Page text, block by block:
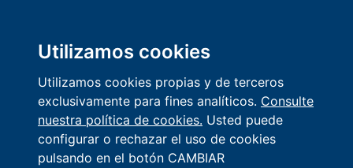
Utilizamos cookies
Utilizamos cookies propias y de terceros
exclusivamente para fines analíticos. Consulte
nuestra política de cookies. Usted puede
configurar o rechazar el uso de cookies
pulsando en el botón CAMBIAR